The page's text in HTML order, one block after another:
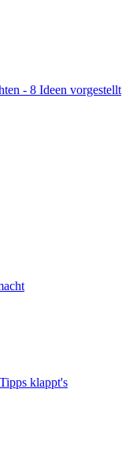
- 8 Ideen vorgestellt
klappt's